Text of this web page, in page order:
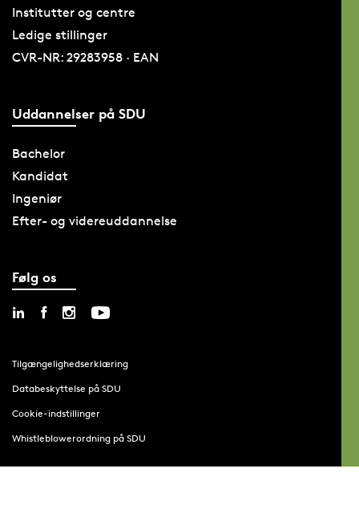
Institutter og centre
Ledige stillinger
CVR-NR: 29283958 · EAN
Uddannelser på SDU
Bachelor
Kandidat
Ingeniør
Efter- og videreuddannelse
Følg os
Tilgængelighedserklæring
Databeskyttelse på SDU
Cookie-indstillinger
Whistleblowerordning på SDU